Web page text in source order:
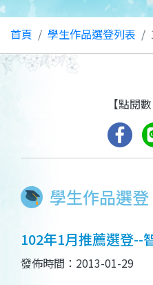
首頁 學生作品選登列表
學生作品選登
【點閱
102年1月推薦選登--
發佈時間：2013-01-29